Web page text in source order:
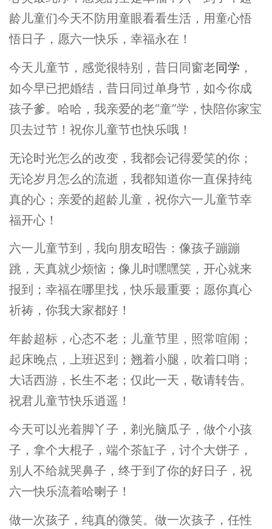
龄儿童们今天不防用童眼看看生活，用童心悟
悟日子，愿六一快乐，幸福永在！
今天儿童节，感觉很特别，昔日同窗老同学 ，
如今早已把婚结，昔日同过单身节，如今你成
孩子爹。哈哈，我亲爱的老“童”学，快陪你家宝
贝去过节！祝你儿童节也快乐哦！
无论时光怎么的改变，我都会记得爱笑的你；
无论岁月怎么的流逝，我都知道你一直保持纯
真的心；亲爱的超龄儿童，祝你六一儿童节幸
福开心！
六一儿童节到，我向朋友昭告：像孩子蹦蹦
跳，天真就少烦恼；像儿时嘿嘿笑，开心就来
报到；幸福在哪里找，快乐最重要；愿你真心
祈祷，你我大家都好！
年龄超标，心态不老；儿童节里，照常喧闹；
起床晚点，上班迟到；翘着小腿，吹着口哨；
大话西游，长生不老；仅此一天，敬请转告。
祝君儿童节快乐逍遥！
今天可以光着脚丫子，剃光脑瓜子，做个小孩
子，拿个大棍子，端个茶缸子，讨个大饼子，
别人不给就哭鼻子，终于到了你的好日子，祝
六一快乐流着哈喇子！
做一次孩子，纯真的微笑。做一次孩子，任性